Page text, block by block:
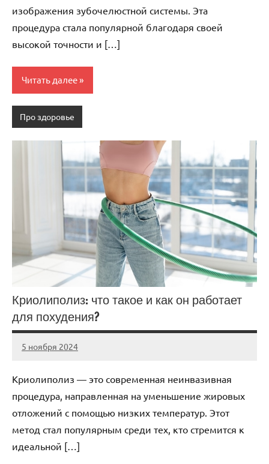
изображения зубочелюстной системы. Эта
процедура стала популярной благодаря своей
высокой точности и […]
Читать далее
Про здоровье
Криолиполиз: что такое и как он работает
для похудения?
5 ноября 2024
Avtor
Нет
Криолиполиз — это современная неинвазивная
процедура, направленная на уменьшение жировых
отложений с помощью низких температур. Этот
метод стал популярным среди тех, кто стремится к
идеальной […]